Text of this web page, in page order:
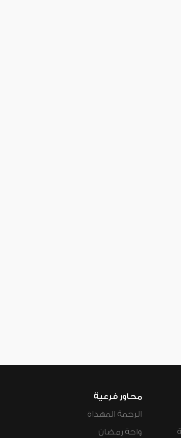
محاور فرعية
الرحمة المهداة
واحة رمضان